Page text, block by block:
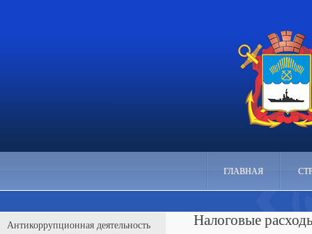
ГЛАВНАЯ
Антикоррупционная деятельность Налоговые